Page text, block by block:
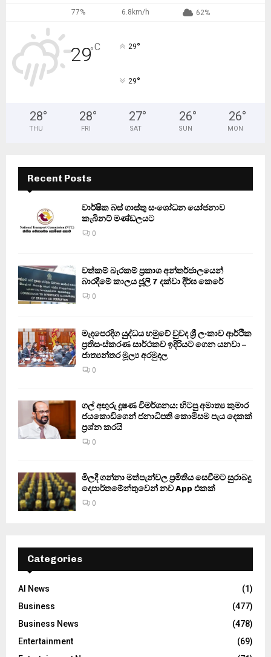
77% 6.8km/h 62%
29°C 29°
29°
28°
THU
28°
FRI
27°
SAT
26°
SUN
26°
MON
Recent Posts
වාර්ෂික බස් ගාස්තු සංශෝධන යෝජනාව
කැබිනට් මණ්ඩලයට
0
වත්කම් බැරකම් ප්‍රකාශ අන්තර්ජාලයෙන්
බාරදීමේ කාලය ජූලි 7 දක්වා දීර්ඝ කෙරේ
0
මැදපෙරදිග යුද්ධය හමුවේ වුවද ශ්‍රී ලංකාව ආර්ථික
ප්‍රතිසංස්කරණ සාර්ථකව ඉදිරියට ගෙන යනවා –
ජාත්‍යන්තර මූල්‍ය අරමුදල
0
ගල් අඟුරු දූෂණ විමර්ශනය: හිටපු අමාත්‍ය කුමාර
ජයකොඩිගෙන් ජනාධිපති කොමිසම පැය දෙකක්
ප්‍රශ්න කරයි
0
මිලදී ගන්නා මත්පැන්වල ප්‍රමිතිය සෙවීමට සුරාබදු
දෙපාර්තමේන්තුවෙන් නව App එකක්
0
Categories
AI News
(1)
Business
(477)
Business News
(478)
Entertainment
(69)